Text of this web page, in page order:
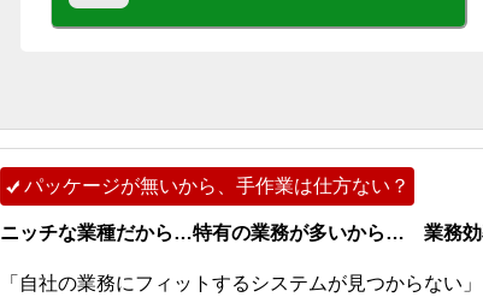
パッケージが無いから、手作業は仕方ない？
ニッチな業種だから…特有の業務が多いから… 業務効
「自社の業務にフィットするシステムが見つからない